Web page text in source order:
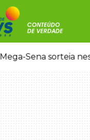
Mega-Sena sorteia